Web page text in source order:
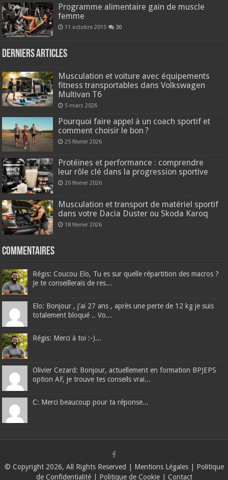
Programme alimentaire gain de muscle
femme
11 octobre 2015 30
Derniers articles
Musculation et voiture avec équipements
fitness transportables dans Volkswagen
Multivan T6
5 mars 2026
Pourquoi faire appel à un coach sportif et
comment choisir le bon ?
25 février 2026
Protéines et performance : comprendre
leur rôle clé dans la progression sportive
20 février 2026
Musculation et transport de matériel sportif
dans votre Dacia Duster ou Skoda Karoq
18 février 2026
Commentaires
Régis: Coucou Elo, Tu es sur quelle répartition des macros ?
Je te conseillerais de res...
Elo: Bonjour , j'ai 27 ans , après une perte de 12 kg je suis
totalement bloqué .. Vo...
Régis: Merci à toi :-)...
Olivier Cezard: Bonjour, actuellement en formation BPJEPS
option AF, je trouve tes conseils vrai...
C: Merci beaucoup pour ta réponse...
© Copyright 2026, All Rights Reserved | Mentions Légales| Politique
de Confidentialité| Politique de Cookie| Contact